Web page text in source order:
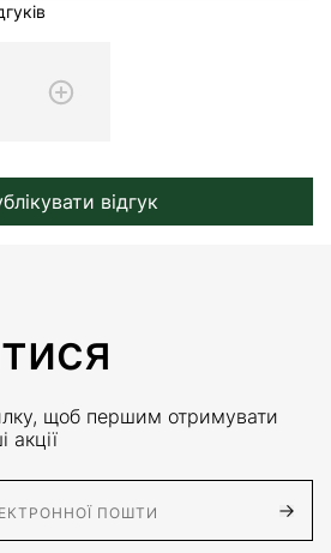
відгук
щоб першим отримувати
акції